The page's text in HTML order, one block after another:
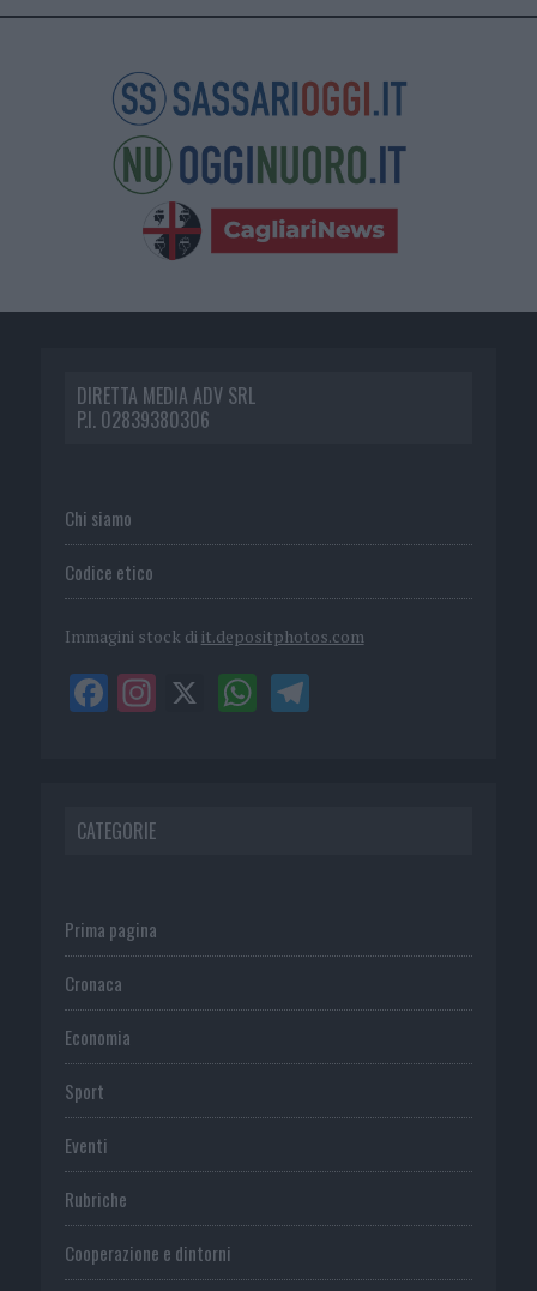
DIRETTA MEDIA ADV SRL
P.I. 02839380306
Chi siamo
Codice etico
Immagini stock di it.depositphotos.com
CATEGORIE
Prima pagina
Cronaca
Economia
Sport
Eventi
Rubriche
Cooperazione e dintorni